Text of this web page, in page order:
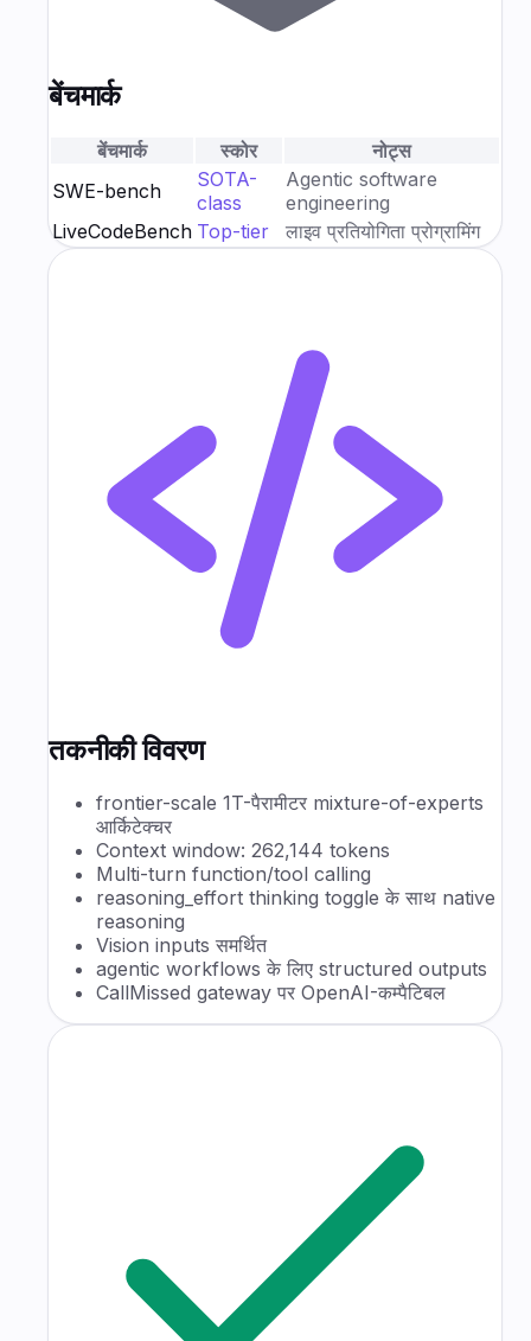
बेंचमार्क
बेंचमार्क स्कोर
नोट्स
SWE-bench
SOTA-
class
Agentic software
engineering
LiveCodeBench Top-tier लाइव प्रतियोगिता प्रोग्रामिंग
तकनीकी विवरण
frontier-scale 1T-पैरामीटर mixture-of-experts
आर्किटेक्चर
Context window: 262,144 tokens
Multi-turn function/tool calling
reasoning_effort thinking toggle के साथ native
reasoning
Vision inputs समर्थित
agentic workflows के लिए structured outputs
CallMissed gateway पर OpenAI-कम्पैटिबल